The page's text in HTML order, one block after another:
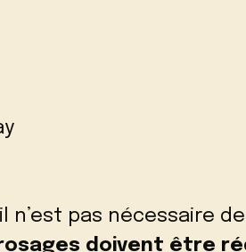
n’est pas nécessaire
doivent être